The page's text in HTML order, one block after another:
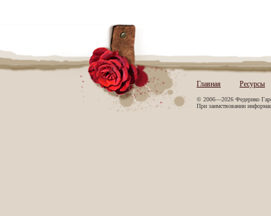
Главная Ресурсы
© 2006—2026 Федерико
При заимствовании